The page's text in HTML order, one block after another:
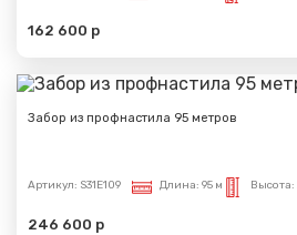
162 600 р
Забор из профнастила 95 метров
Артикул: S31E109 Длина: 95 м Высота:
246 600 р